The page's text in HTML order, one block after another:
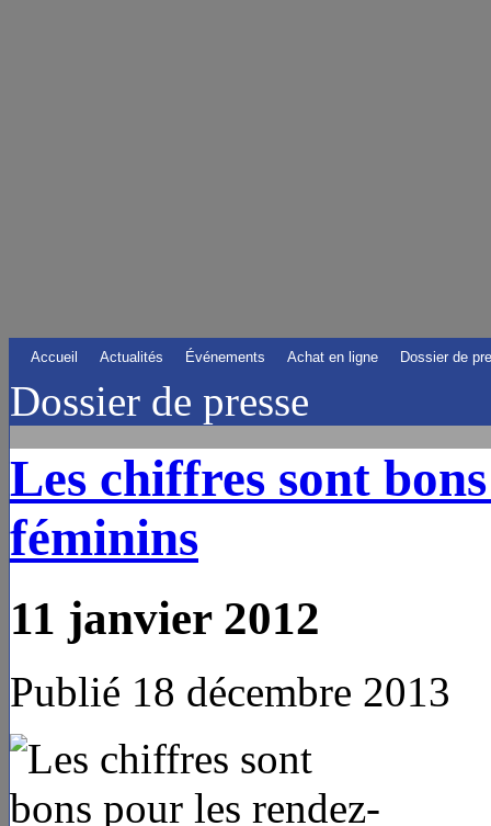
Accueil Actualités Événements Achat en ligne Dossier de
Dossier de presse
Les chiffres sont
féminins
11 janvier 2012
Publié 18 décembre 2013